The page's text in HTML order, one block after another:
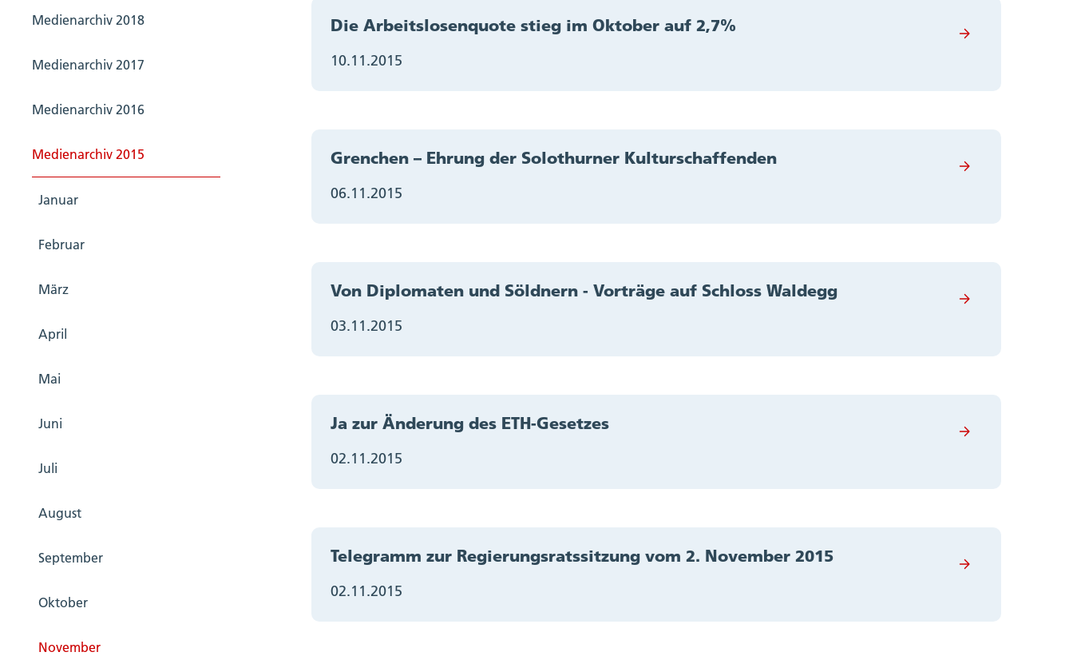
Medienarchiv 2018
Medienarchiv 2017
Medienarchiv 2016
Medienarchiv 2015
Januar
Februar
März
April
Mai
Juni
Juli
August
September
Oktober
November
Die Arbeitslosenquote stieg im Oktober auf 2,7%
10.11.2015
Grenchen – Ehrung der Solothurner Kulturschaffenden
06.11.2015
Von Diplomaten und Söldnern - Vorträge auf Schloss Waldegg
03.11.2015
Ja zur Änderung des ETH-Gesetzes
02.11.2015
Telegramm zur Regierungsratssitzung vom 2. November 2015
02.11.2015